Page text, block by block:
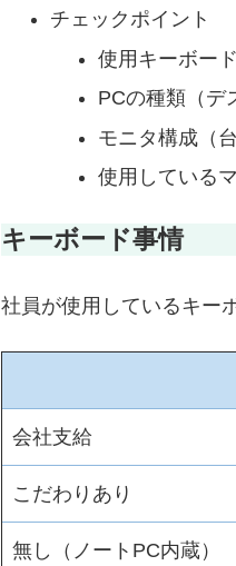
チェックポイント
使用キーボー
PCの種類（デ
モニタ構成（
使用している
キーボード事情
社員が使用しているキー
会社支給
こだわりあり
無し（ノートPC内蔵）